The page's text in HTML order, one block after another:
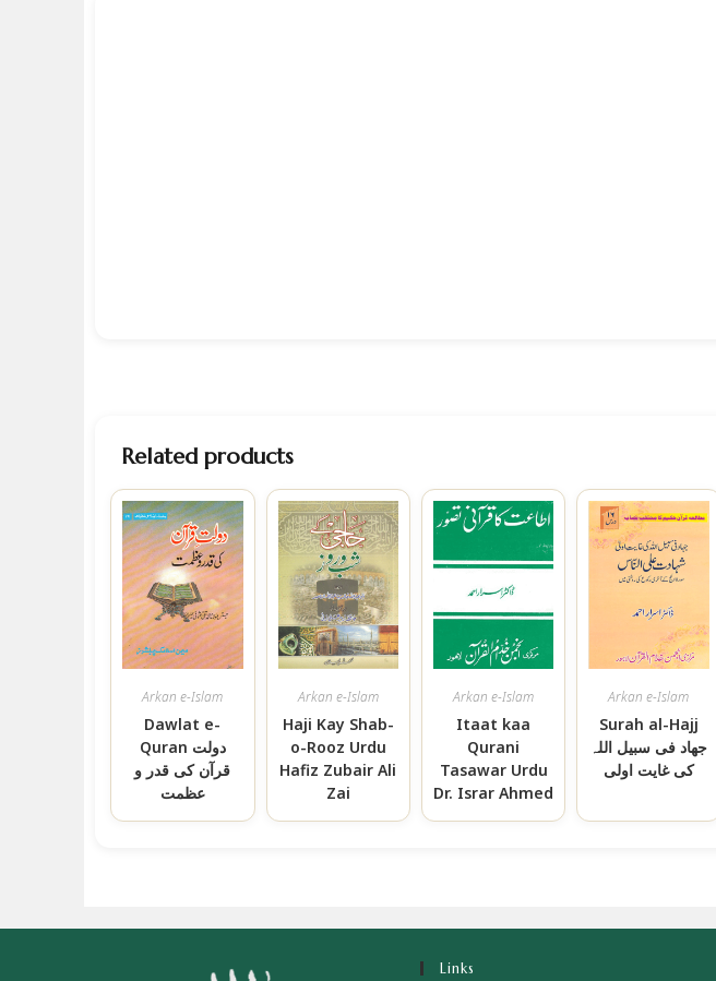
Related products
Arkan e-Islam
Dawlat e-
Quran دولت
قرآن کی قدر و
عظمت
Arkan e-Islam
Haji Kay Shab-
o-Rooz Urdu
Hafiz Zubair Ali
Zai
Arkan e-Islam
Itaat kaa
Qurani
Tasawar Urdu
Dr. Israr Ahmed
Arkan e-Islam
Surah al-Hajj
جھاد فی سبیل اللہ
کی غایت اولی
Links